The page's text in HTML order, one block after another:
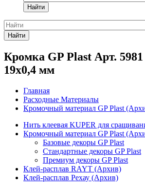
Найти
Найти
Кромка GP Plast Арт.
19x0,4 мм
Главная
Расходные Материалы
Кромочный материал GP Plast
Нить клеевая KUPER для
Кромочный материал GP Plast
Базовые декоры GP Plast
Стандартные декоры GP Plast
Премиум декоры GP Plast
Клей-расплав RAYT (Архив)
Клей-расплав Рехау (Архив)